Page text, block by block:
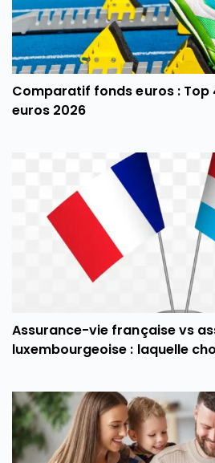
Comparatif fonds euros : Top
euros 2026
Assurance-vie française vs
luxembourgeoise : laquelle